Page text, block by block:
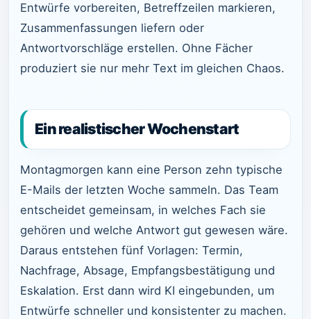
Entwürfe vorbereiten, Betreffzeilen markieren,
Zusammenfassungen liefern oder
Antwortvorschläge erstellen. Ohne Fächer
produziert sie nur mehr Text im gleichen Chaos.
Ein realistischer Wochenstart
Montagmorgen kann eine Person zehn typische
E-Mails der letzten Woche sammeln. Das Team
entscheidet gemeinsam, in welches Fach sie
gehören und welche Antwort gut gewesen wäre.
Daraus entstehen fünf Vorlagen: Termin,
Nachfrage, Absage, Empfangsbestätigung und
Eskalation. Erst dann wird KI eingebunden, um
Entwürfe schneller und konsistenter zu machen.